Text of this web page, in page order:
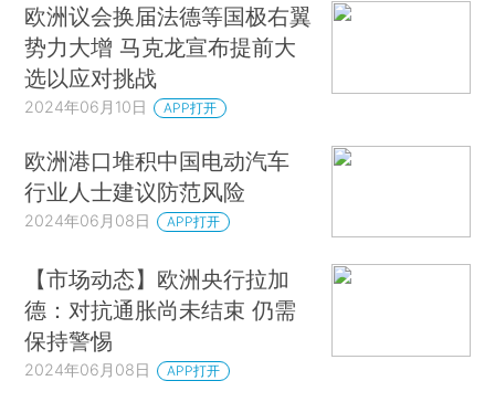
欧洲议会换届法德等国极右翼
势力大增 马克龙宣布提前大
选以应对挑战
2024年06月10日 APP打开
欧洲港口堆积中国电动汽车
行业人士建议防范风险
2024年06月08日 APP打开
【市场动态】欧洲央行拉加
德：对抗通胀尚未结束 仍需
保持警惕
2024年06月08日 APP打开